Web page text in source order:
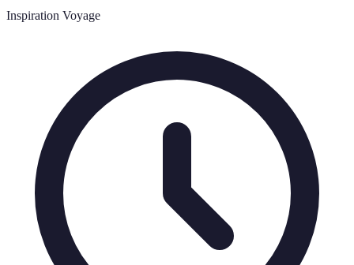
Inspiration Voyage